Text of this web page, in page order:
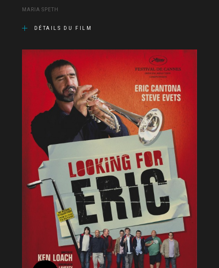
MARIA SPETH
DÉTAILS DU FILM